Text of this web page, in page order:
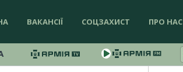
ВАКАНСІЇ СОЦЗАХИСТ ПРО НАС